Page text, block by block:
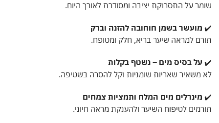
על התסרוקת יציבה ומסודרת לאורך היום.
מועשר בשמן חוחובה להזנה וברק
למראה שיער בריא, חלק ומטופח.
על בסיס מים – נשטף בקלות
משאיר שאריות שומניות וקל להסרה בשטיפה.
מינרלים מים המלח ותמציות צמחים
לטיפוח השיער ולהענקת מראה חיוני.